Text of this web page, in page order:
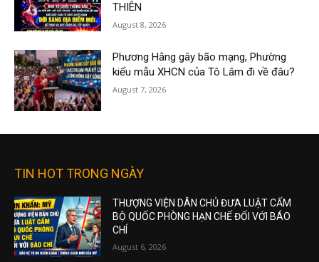
THIÊN
August 8, 2026
Phương Hằng gây bão mạng, Phường
kiểu mẫu XHCN của Tô Lâm đi về đâu?
August 7, 2026
TIN HOT TRONG NGÀY
THƯỢNG VIỆN DÂN CHỦ ĐƯA LUẬT CẤM
BỘ QUỐC PHÒNG HẠN CHẾ ĐỐI VỚI BÁO
CHÍ
August 6, 2026